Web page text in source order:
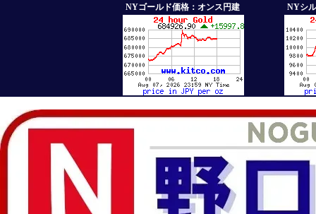
NYゴールド価格：オンス円建 NYシ